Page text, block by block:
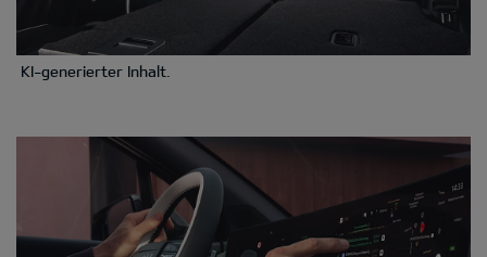
KI-generierter Inhalt.